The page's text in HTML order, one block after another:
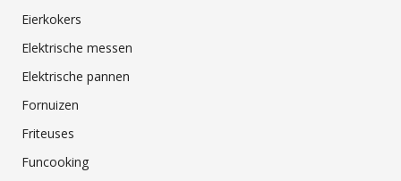
Eierkokers
Elektrische messen
Elektrische pannen
Fornuizen
Friteuses
Funcooking